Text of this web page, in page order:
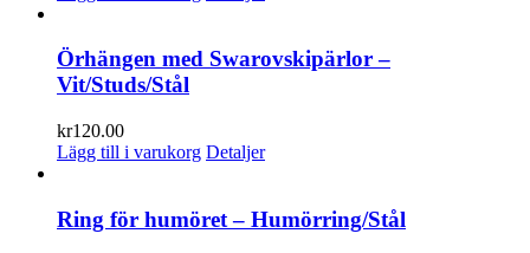
Örhängen med Swarovskipärlor –
Vit/Studs/Stål
kr120.00
Lägg till i varukorg Detaljer
Ring för humöret – Humörring/Stål